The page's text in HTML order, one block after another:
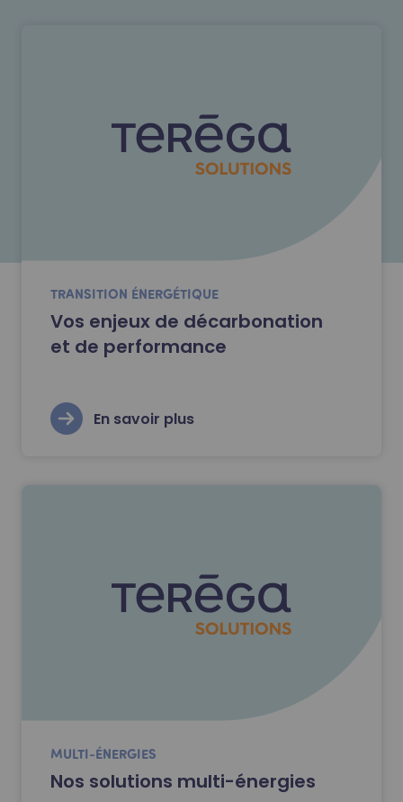
TRANSITION ÉNERGÉTIQUE
Vos enjeux de décarbonation
et de performance
En savoir plus
MULTI-ÉNERGIES
Nos solutions multi-énergies